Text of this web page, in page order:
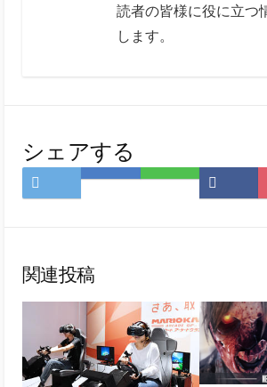
読者の皆様に役に立つ
します。
シェアする
Twitter
で
は
ク
マ
ー
ク
に
保
LINE
で
関連投稿